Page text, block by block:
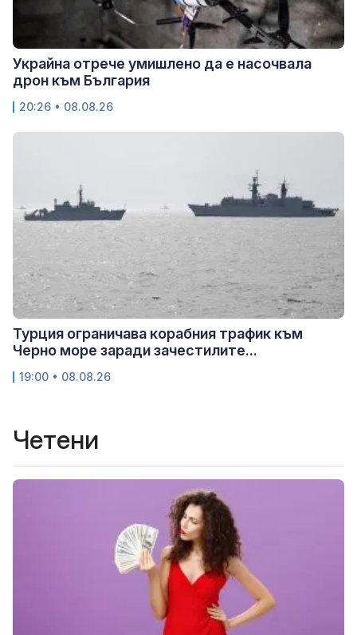
Украйна отрече умишлено да е насочвала
дрон към България
20:26 • 08.08.26
Турция ограничава корабния трафик към
Черно море заради зачестилите...
19:00 • 08.08.26
Четени